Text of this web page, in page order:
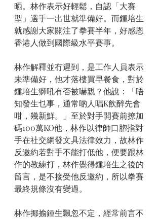
晒。林作表示好輕鬆，自認「大賽
型」選手一出世就準備好。而鍾培生
就感謝大家關注了拳賽半年，好感恩
香港人做到國際級水平賽事。
林作解釋並冇遲到，是工作人員表示
未準備好，他才落樓買早餐食，對於
鍾培生獅吼有否被嚇親？他說：「唔
知發生乜事，通常啲人唱K飲醉先會
咁，幾新鮮。」至於對手開賽前撩加
碼100萬KO他，林作以律師口脗指對
手在社交網發文具法律效力，故林作
反邀約若對手不能打低他，便要跟林
作的教練打，林作覺得鍾培生之後的
留言，是不接受他反邀約，所以拳賽
最終規條沒有變過。
林作揶揄鍾生飄忽不定，經常前言不